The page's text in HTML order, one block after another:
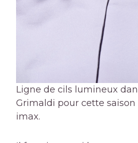
Ligne de cils lumineux
Grimaldi pour cette saison
imax.